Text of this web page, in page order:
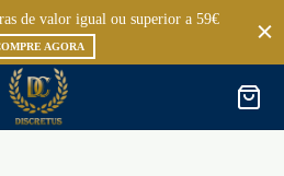
de valor igual ou superior a 59€
AGORA